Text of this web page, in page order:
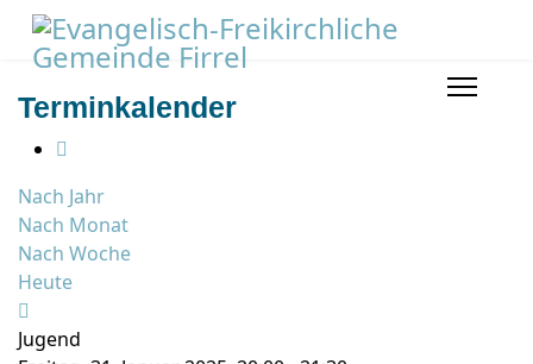
Terminkalender
Nach Jahr
Nach Monat
Nach Woche
Heute
Jugend